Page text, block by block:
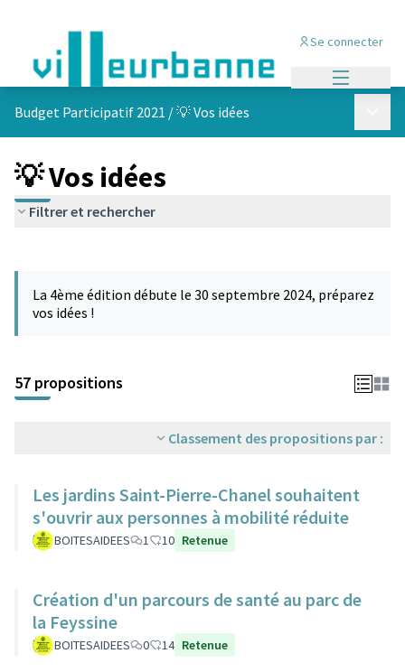
Se connecter
Budget Participatif 2021 /💡 Vos idées
💡 Vos idées
Filtrer et rechercher
La 4ème édition débute le 30 septembre 2024, préparez
vos idées !
57 propositions
Classement des propositions par :
Les jardins Saint-Pierre-Chanel souhaitent
s'ouvrir aux personnes à mobilité réduite
BOITESAIDEES 1 10 Retenue
Création d'un parcours de santé au parc de
la Feyssine
BOITESAIDEES 0 14 Retenue